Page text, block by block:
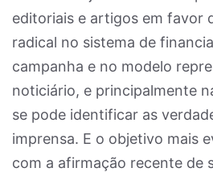
editoriais e artigos em favor
radical no sistema de
campanha e no modelo
noticiário, e principalmente
se pode identificar as
imprensa. E o objetivo mais
com a afirmação recente de